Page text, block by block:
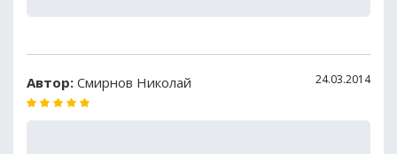
Автор: Смирнов Николай 24.03.2014